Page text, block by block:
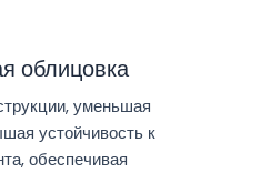
облицовка
уменьшая
устойчивость к
обеспечивая